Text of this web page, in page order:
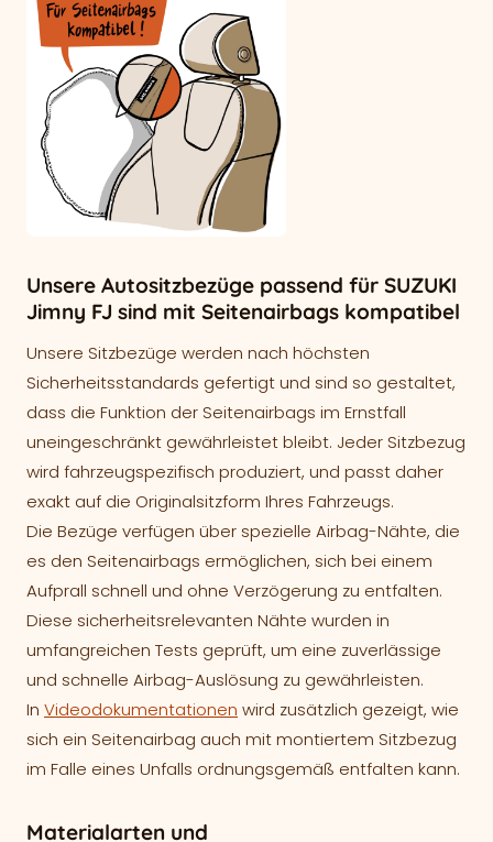
Unsere Autositzbezüge passend für SUZUKI
Jimny FJ sind mit Seitenairbags kompatibel
Unsere Sitzbezüge werden nach höchsten
Sicherheitsstandards gefertigt und sind so gestaltet,
dass die Funktion der Seitenairbags im Ernstfall
uneingeschränkt gewährleistet bleibt. Jeder Sitzbezug
wird fahrzeugspezifisch produziert, und passt daher
exakt auf die Originalsitzform Ihres Fahrzeugs.
Die Bezüge verfügen über spezielle Airbag-Nähte, die
es den Seitenairbags ermöglichen, sich bei einem
Aufprall schnell und ohne Verzögerung zu entfalten.
Diese sicherheitsrelevanten Nähte wurden in
umfangreichen Tests geprüft, um eine zuverlässige
und schnelle Airbag-Auslösung zu gewährleisten.
In Videodokumentationen wird zusätzlich gezeigt, wie
sich ein Seitenairbag auch mit montiertem Sitzbezug
im Falle eines Unfalls ordnungsgemäß entfalten kann.
Materialarten und